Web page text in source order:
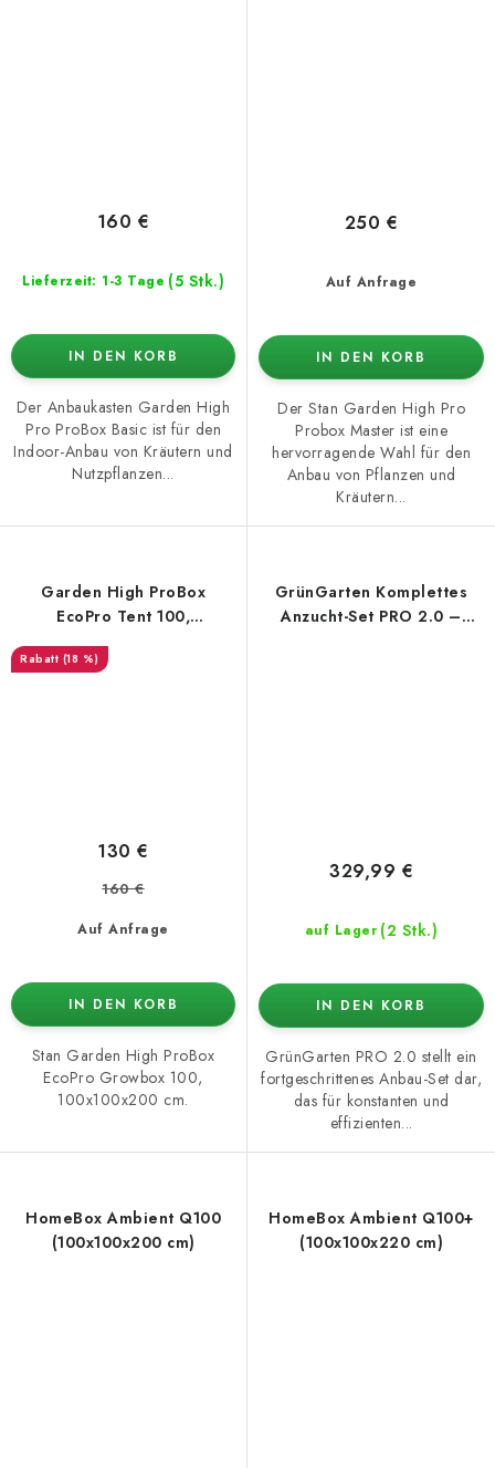
Lieferzeit: 1-3 Tage (5 Stk.)
160 €
IN DEN KORB
Der Anbaukasten Garden High
Pro ProBox Basic ist für den
Indoor-Anbau von Kräutern und
Nutzpflanzen...
Auf Anfrage
250 €
IN DEN KORB
Der Stan Garden High Pro
Probox Master ist eine
hervorragende Wahl für den
Anbau von Pflanzen und
Kräutern...
Garden High ProBox
EcoPro Tent 100,
(18 %)
Auf Anfrage
130 €
160 €
IN DEN KORB
Stan Garden High ProBox
EcoPro Growbox 100,
100x100x200 cm.
GrünGarten Komplettes
Anzucht-Set PRO 2.0 –
auf Lager (2 Stk.)
329,99 €
IN DEN KORB
GrünGarten PRO 2.0 stellt ein
fortgeschrittenes Anbau-Set dar,
das für konstanten und
effizienten...
HomeBox Ambient Q100
(100x100x200 cm)
HomeBox Ambient Q100+
(100x100x220 cm)